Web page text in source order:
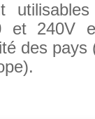
et 240V
des